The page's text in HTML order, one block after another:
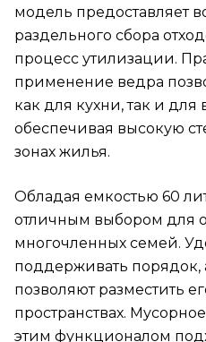
модель предоставляет
раздельного сбора
процесс утилизации.
применение ведра
как для кухни, так и для
обеспечивая высокую
зонах жилья.
Обладая емкостью 60
отличным выбором для
многочленных семей.
поддерживать порядок,
позволяют разместить
пространствах.
этим функционалом